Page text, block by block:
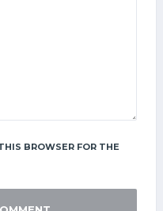
BROWSER FOR THE